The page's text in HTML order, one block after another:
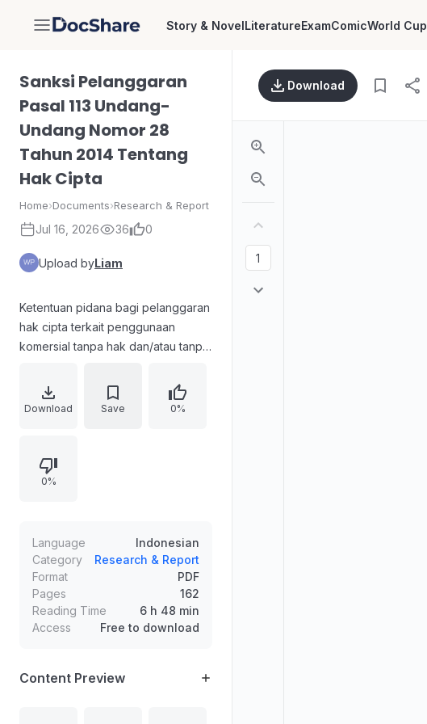
DocShare Story & NovelLiteratureExamComicWorld Cup
Sanksi Pelanggaran
Pasal 113 Undang-
Undang Nomor 28
Tahun 2014 Tentang
Hak Cipta
Home›Documents›Research & Report
Jul 16, 2026 36 0
Upload byLiam
Ketentuan pidana bagi pelanggaran
hak cipta terkait penggunaan
komersial tanpa hak dan/atau tanpa
Rincian sanksi mencakup ancaman
pidana penjara dan denda untuk
pemberatan apabila dilakukan
dalam bentuk pembajakan.
Download Save 0%
0%
Language
Indonesian
Category
Research & Report
Format
PDF
Pages
162
Reading Time
6 h 48 min
Access
Free to download
Content Preview
Download